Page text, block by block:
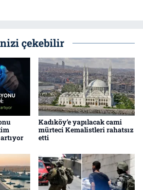
çekebilir
Kadıköy’e yapılacak cami
mürteci Kemalistleri rahatsız
etti